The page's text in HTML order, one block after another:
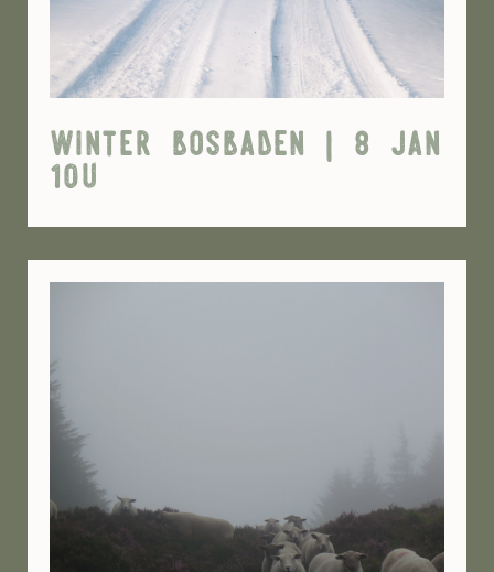
winter bosbaden | 8 jan
10u